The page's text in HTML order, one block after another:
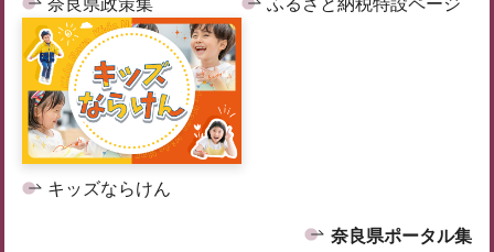
奈良県政策集 ふるさと納税特設ページ
キッズならけん
奈良県ポータル集